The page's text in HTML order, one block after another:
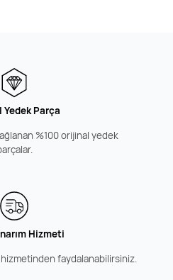
Parça
%100 orijinal yedek
Hizmeti
faydalanabilirsiniz.